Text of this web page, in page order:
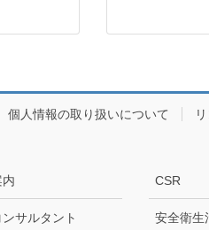
個人情報の取り扱いについて
サルタント
CSR
安全衛生